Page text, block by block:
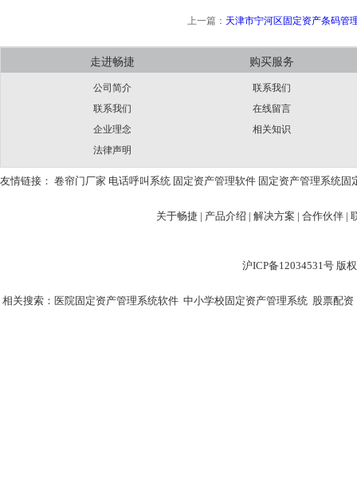
上一篇： 天津市宁河区固定资产条码管
走进畅捷
公司简介
联系我们
企业理念
法律声明
购买服务
联系我们
在线留言
相关知识
友情链接： 卷帘门厂家 电话呼叫系统 固定资产管理软件 固定资产管理系统固
关于畅捷 | 产品介绍 | 解决方案 | 合作伙伴 |
沪ICP备12034531号 版
相关搜索： 医院固定资产管理系统软件 中小学校固定资产管理系统 股票配资